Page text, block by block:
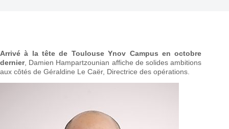
Arrivé à la tête de Toulouse Ynov Campus en octobre
dernier, Damien Hampartzounian affiche de solides ambitions
aux côtés de Géraldine Le Caër, Directrice des opérations.